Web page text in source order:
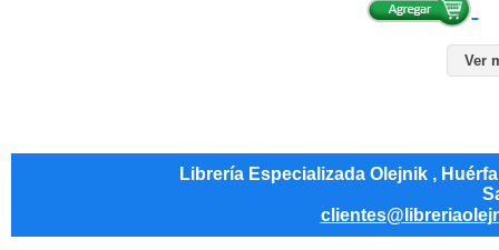
Ver
Librería Especializada Olejnik ,